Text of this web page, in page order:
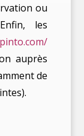
ou
les
auprès
de